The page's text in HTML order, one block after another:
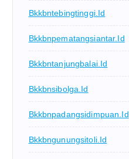
Bkkbntebingtinggi.id
Bkkbnpematangsiantar.id
Bkkbntanjungbalai.id
Bkkbnsibolga.id
Bkkbnpadangsidimpuan.id
Bkkbngunungsitoli.id